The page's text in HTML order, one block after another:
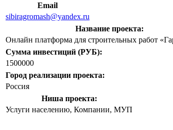
Email
sibiragromash@yandex.ru
Название проекта:
Онлайн платформа для строительных работ
Сумма инвестиций (РУБ):
1500000
Город реализации проекта:
Россия
Ниша проекта:
Услуги населению, Компании, МУП